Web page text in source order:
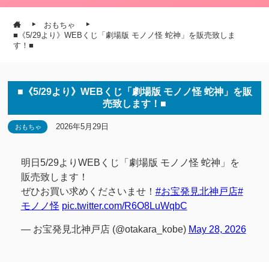
おもちゃ
■《5/29より》WEBくじ「劇場版 モノノ怪 蛇神」を販売致しま
す！■
■《5/29より》WEBくじ「劇場版 モノノ怪 蛇神」を販
売致します！■
おもちゃ 2026年5月29日
明日5/29よりWEBくじ「劇場版 モノノ怪 蛇神」を
販売致します！
ぜひお買い求めくださいませ！ #お宝発見北神戸店#
モノノ怪 pic.twitter.com/R6O8LuWqbC
— お宝発見北神戸店 (@otakara_kobe) May 28, 2026